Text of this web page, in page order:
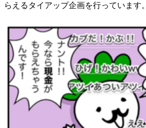
らえるタイアップ企画を行っています。